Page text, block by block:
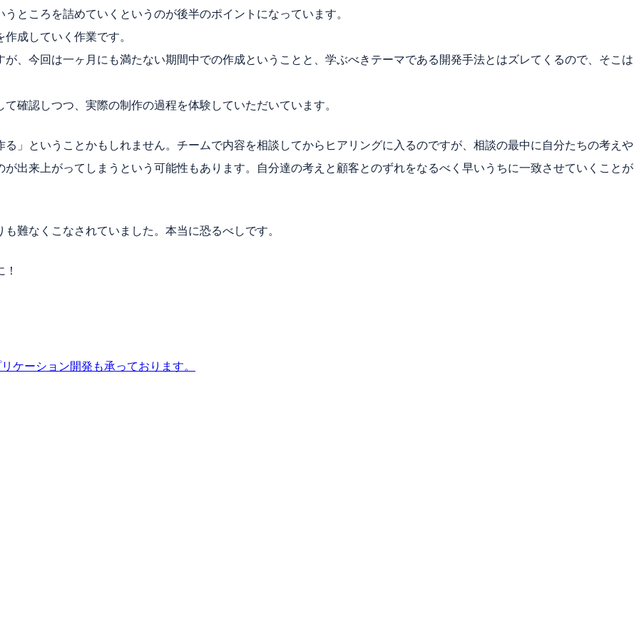
ところを詰めていくというのが後半のポイントになっています。
成していく作業です。
、今回は一ヶ月にも満たない期間中での作成ということと、学ぶべきテーマである開発手法とはズレてくるので、そこは
確認しつつ、実際の制作の過程を体験していただいています。
」ということかもしれません。チームで内容を相談してからヒアリングに入るのですが、相談の最中に自分たちの考えや
出来上がってしまうという可能性もあります。自分達の考えと顧客とのずれをなるべく早いうちに一致させていくことが
難なくこなされていました。本当に恐るべしです。
ケーション開発も承っております。